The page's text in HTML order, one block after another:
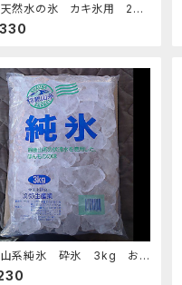
天然水の氷 カキ氷用 2kg
ット 発泡スチロール箱入り
山系純氷 砕氷 3kg おす